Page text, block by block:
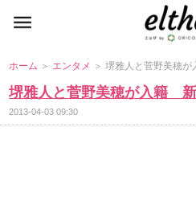
ホーム ＞ エンタメ ＞ 堺雅人と菅野美穂
堺雅人と菅野美穂が入籍
2013-04-03 09:30